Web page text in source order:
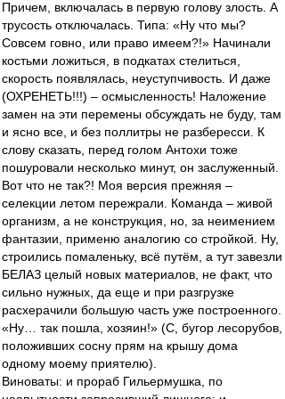
Причем, включалась в первую голову злость. А
трусость отключалась. Типа: «Ну что мы?
Совсем говно, или право имеем?!» Начинали
костьми ложиться, в подкатах стелиться,
скорость появлялась, неуступчивость. И даже
(ОХРЕНЕТЬ!!!) – осмысленность! Наложение
замен на эти перемены обсуждать не буду, там
и ясно все, и без поллитры не разбересси. К
слову сказать, перед голом Антохи тоже
пошуровали несколько минут, он заслуженный.
Вот что не так?! Моя версия прежняя –
селекции летом пережрали. Команда – живой
организм, а не конструкция, но, за неимением
фантазии, применю аналогию со стройкой. Ну,
строились помаленьку, всё путём, а тут завезли
БЕЛАЗ целый новых материалов, не факт, что
сильно нужных, да еще и при разгрузке
расхерачили большую часть уже построенного.
«Ну… так пошла, хозяин!» (С, бугор лесорубов,
положивших сосну прям на крышу дома
одному моему приятелю).
Виноваты: и прораб Гильермушка, по